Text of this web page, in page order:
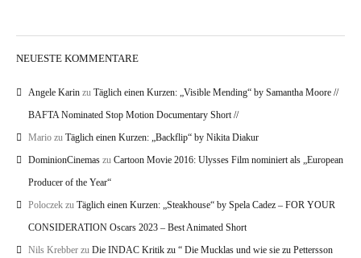
NEUESTE KOMMENTARE
Angele Karin zu Täglich einen Kurzen: „Visible Mending“ by Samantha Moore //
BAFTA Nominated Stop Motion Documentary Short //
Mario zu Täglich einen Kurzen: „Backflip“ by Nikita Diakur
DominionCinemas zu Cartoon Movie 2016: Ulysses Film nominiert als „European
Producer of the Year“
Poloczek zu Täglich einen Kurzen: „Steakhouse“ by Spela Cadez – FOR YOUR
CONSIDERATION Oscars 2023 – Best Animated Short
Nils Krebber zu Die INDAC Kritik zu “ Die Mucklas und wie sie zu Pettersson